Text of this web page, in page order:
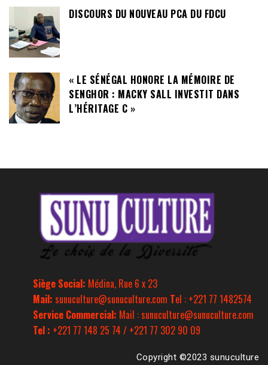
DISCOURS DU NOUVEAU PCA DU FDCU
« LE SÉNÉGAL HONORE LA MÉMOIRE DE
SENGHOR : MACKY SALL INVESTIT DANS
L’HÉRITAGE C »
Siège Social: Médina, Rue 6 x 23
Mail: sunuculture@sunuculture.com Tel : +221 77 1482574
Service Commercial: Mail : sunuculture@sunuculture.com
Tel : +221 77 148 25 74 / +221 77 302 90 09
Copyright ©2023 sunuculture